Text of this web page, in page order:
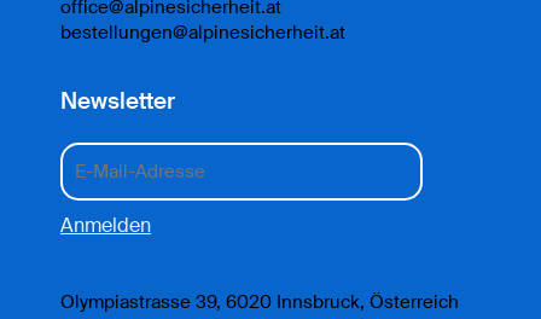
office@alpinesicherheit.at
bestellungen@alpinesicherheit.at
Newsletter
Olympiastrasse 39, 6020 Innsbruck, Österreich